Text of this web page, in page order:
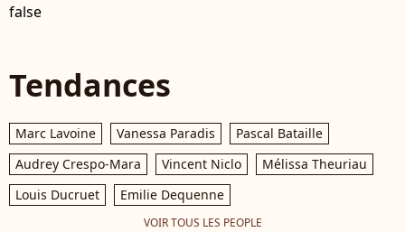
false
Tendances
Marc Lavoine Vanessa Paradis
Pascal Bataille
Audrey Crespo-Mara
Vincent Niclo
Mélissa Theuriau
Louis Ducruet
Emilie Dequenne
VOIR TOUS LES PEOPLE